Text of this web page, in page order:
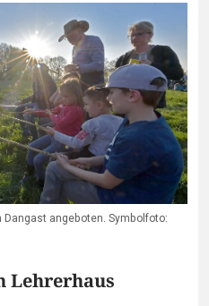
angeboten. Symbolfoto:
Lehrerhaus